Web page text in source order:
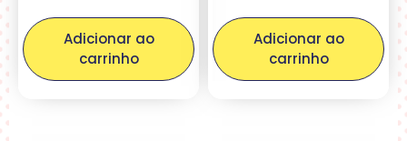
Adicionar ao
carrinho
Adicionar ao
carrinho